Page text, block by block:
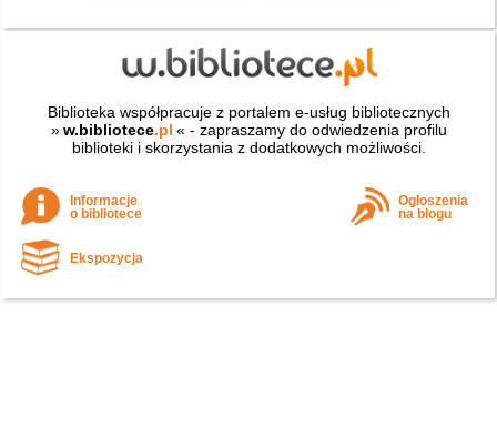
Biblioteka współpracuje z portalem e-usług bibliotecznych
» w.bibliotece.pl « - zapraszamy do odwiedzenia profilu
biblioteki i skorzystania z dodatkowych możliwości.
Informacje
o bibliotece
Ogłoszenia
na blogu
Ekspozycja